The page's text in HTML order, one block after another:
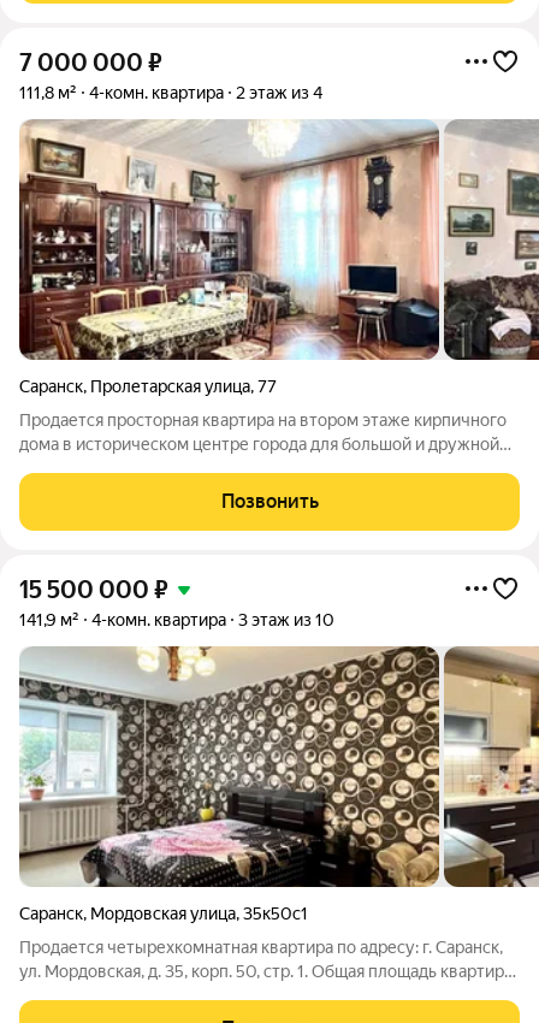
7 000 000 ₽
111,8 м² 4-комн. квартира 2 этаж из 4
Саранск, Пролетарская улица,77
Продается просторная квартира на втором этаже кирпичного
дома в историческом центре города для большой и дружной
Толстые стены дома обеспечивают отличную тепло- и
звукоизоляцию, а на этаже
Позвонить
15 500 000 ₽
141,9 м² 4-комн. квартира 3 этаж из 10
Саранск, Мордовская улица,35к50с1
Продается четырехкомнатная квартира по адресу: г. Саранск,
ул. Мордовская, д. 35, корп. 50, стр. 1. Общая площадь квартиры